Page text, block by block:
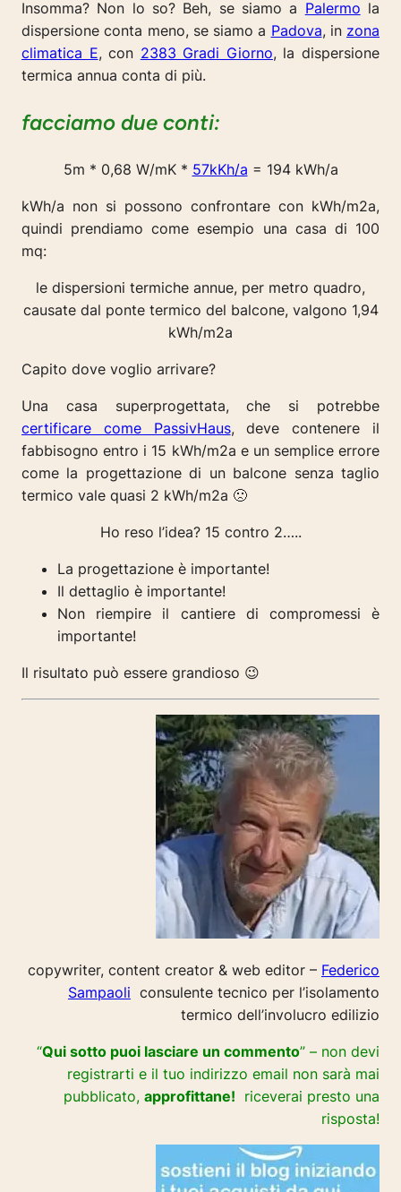
Insomma? Non lo so? Beh, se siamo a Palermo la
dispersione conta meno, se siamo a Padova, in zona
climatica E, con 2383 Gradi Giorno, la dispersione
termica annua conta di più.
facciamo due conti:
5m * 0,68 W/mK * 57kKh/a = 194 kWh/a
kWh/a non si possono confrontare con kWh/m2a,
quindi prendiamo come esempio una casa di 100
mq:
le dispersioni termiche annue, per metro quadro,
causate dal ponte termico del balcone, valgono 1,94
kWh/m2a
Capito dove voglio arrivare?
Una casa superprogettata, che si potrebbe
certificare come PassivHaus, deve contenere il
fabbisogno entro i 15 kWh/m2a e un semplice errore
come la progettazione di un balcone senza taglio
termico vale quasi 2 kWh/m2a 🙁
Ho reso l’idea?15 contro 2…..
La progettazione è importante!
Il dettaglio è importante!
Non riempire il cantiere di compromessi è
importante!
Il risultato può essere grandioso 😉
copywriter, content creator & web editor – Federico
Sampaoli consulente tecnico per l’isolamento
termico dell’involucro edilizio
“Qui sotto puoi lasciare un commento” – non devi
registrarti e il tuo indirizzo email non sarà mai
pubblicato, approfittane! riceverai presto una
risposta!